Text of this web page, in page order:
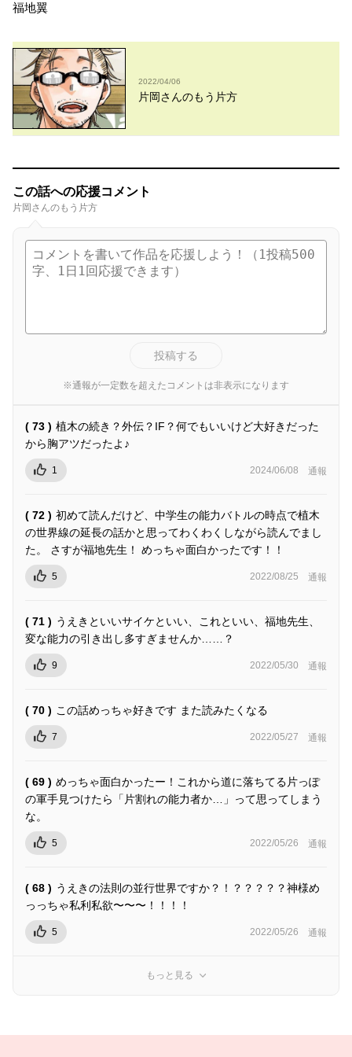
福地翼
2022/04/06
片岡さんのもう片方
この話への応援コメント
片岡さんのもう片方
投稿する
※通報が一定数を超えたコメントは非表示になります
( 73 ) 植木の続き？外伝？IF？何でもいいけど大好きだった
から胸アツだったよ♪
1 2024/06/08 通報
( 72 ) 初めて読んだけど、中学生の能力バトルの時点で植木
の世界線の延長の話かと思ってわくわくしながら読んでまし
た。 さすが福地先生！ めっちゃ面白かったです！！
5 2022/08/25 通報
( 71 ) うえきといいサイケといい、これといい、福地先生、
変な能力の引き出し多すぎませんか……？
9 2022/05/30 通報
( 70 ) この話めっちゃ好きです また読みたくなる
7 2022/05/27 通報
( 69 ) めっちゃ面白かったー！これから道に落ちてる片っぽ
の軍手見つけたら「片割れの能力者か…」って思ってしまう
な。
5 2022/05/26 通報
( 68 ) うえきの法則の並行世界ですか？！？？？？？神様め
っっちゃ私利私欲〜〜〜！！！！
5 2022/05/26 通報
もっと見る